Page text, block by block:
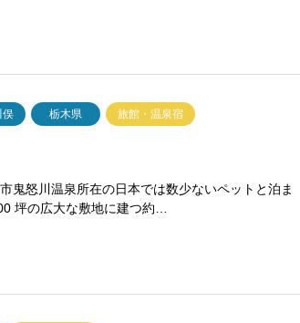
俣 栃木県 旅館・温泉宿
鬼怒川温泉所在の日本では数少ないペットと泊ま
坪の広大な敷地に建つ約…